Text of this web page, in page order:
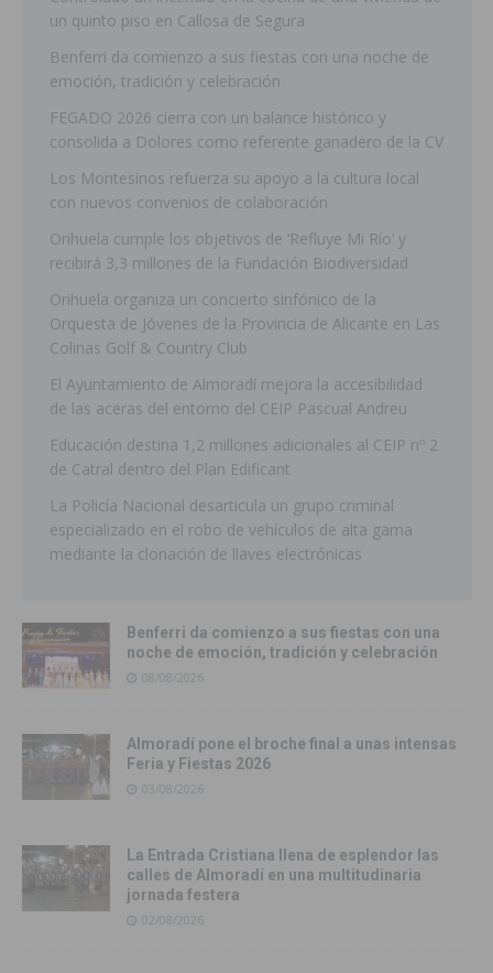
un quinto piso en Callosa de Segura
Benferri da comienzo a sus fiestas con una noche de
emoción, tradición y celebración
FEGADO 2026 cierra con un balance histórico y
consolida a Dolores como referente ganadero de la CV
Los Montesinos refuerza su apoyo a la cultura local
con nuevos convenios de colaboración
Orihuela cumple los objetivos de ‘Refluye Mi Río’ y
recibirá 3,3 millones de la Fundación Biodiversidad
Orihuela organiza un concierto sinfónico de la
Orquesta de Jóvenes de la Provincia de Alicante en Las
Colinas Golf & Country Club
El Ayuntamiento de Almoradí mejora la accesibilidad
de las aceras del entorno del CEIP Pascual Andreu
Educación destina 1,2 millones adicionales al CEIP nº 2
de Catral dentro del Plan Edificant
La Policía Nacional desarticula un grupo criminal
especializado en el robo de vehículos de alta gama
mediante la clonación de llaves electrónicas
Benferri da comienzo a sus fiestas con una
noche de emoción, tradición y celebración
08/08/2026
Almoradí pone el broche final a unas intensas
Feria y Fiestas 2026
03/08/2026
La Entrada Cristiana llena de esplendor las
calles de Almoradí en una multitudinaria
jornada festera
02/08/2026